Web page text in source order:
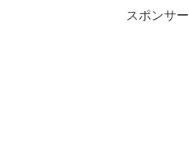
スポンサ